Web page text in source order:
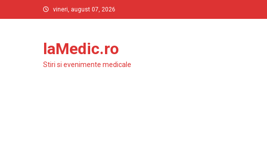
to
vineri, august 07, 2026
laMedic.ro
Stiri si evenimente medicale